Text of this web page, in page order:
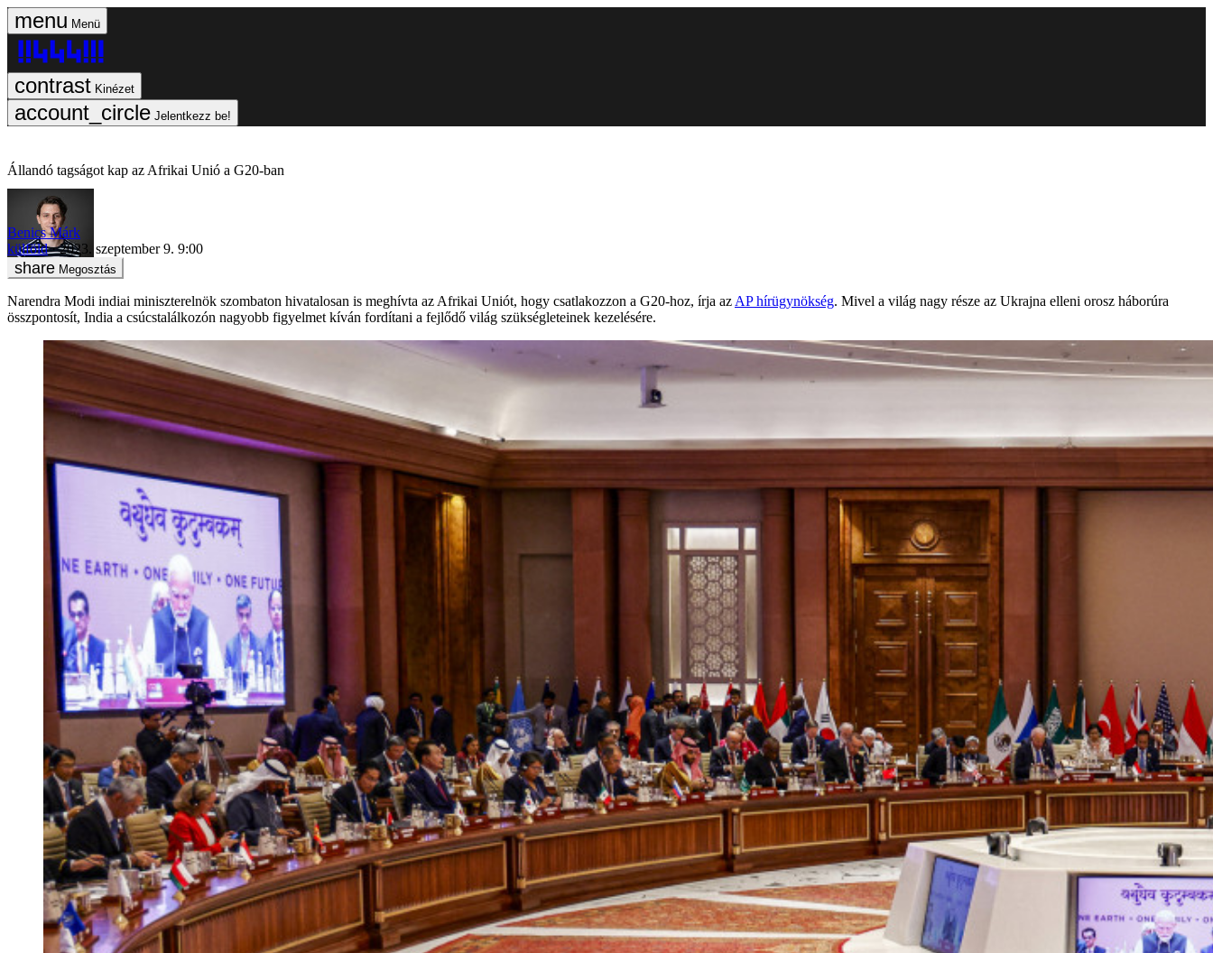
Menü
Kinézet
Jelentkezz be!
Állandó tagságot kap az Afrikai Unió a G20-ban
Benics Márk
külföld
2023. szeptember 9. 9:00
Megosztás
Narendra Modi indiai miniszterelnök szombaton hivatalosan is meghívta az Afrikai Uniót, hogy csatlakozzon a G20-hoz, írja az AP hírügynökség. Mivel a világ nagy része az Ukrajna elleni orosz háborúra
összpontosít, India a csúcstalálkozón nagyobb figyelmet kíván fordítani a fejlődő világ szükségleteinek kezelésére.